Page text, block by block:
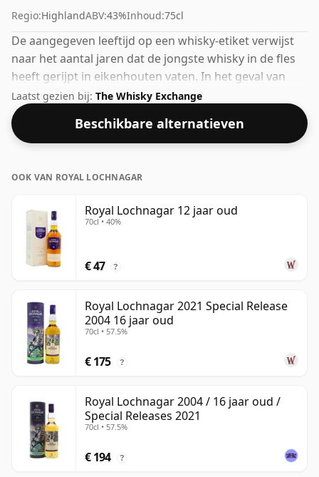
Regio:HighlandABV:43%Inhoud:75cl
De aangegeven leeftijd op een whisky-etiket verwijst
naar het aantal jaren dat de jongste whisky in de fles
heeft gerijpt in eikenhouten vaten. In het geval van
deze Schotse Whisky van Royal Lochnagar is dat 12
jaar. 43% wordt door velen beschouwd als een goed
ABV voor het ervaren van het 'mondgevoel' en de volle
smaak van whisky.
Laatst gezien bij: The Whisky Exchange
Beschikbare alternatieven
OOK VAN ROYAL LOCHNAGAR
Royal Lochnagar 12 jaar oud
70cl • 40%
€ 47 ?
Royal Lochnagar 2021 Special Release
2004 16 jaar oud
70cl • 57.5%
€ 175 ?
Royal Lochnagar 2004 / 16 jaar oud /
Special Releases 2021
70cl • 57.5%
€ 194 ?